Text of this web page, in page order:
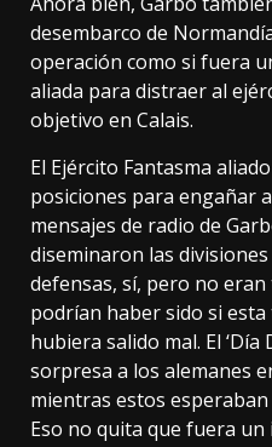
desembarco de
operación como si fuera
aliada para distraer al
objetivo en Calais.
El Ejército Fantasma
posiciones para engañar
mensajes de radio de
diseminaron las
defensas, sí, pero no
podrían haber sido si
hubiera salido mal. El
sorpresa a los alemanes
mientras estos
Eso no quita que fuera